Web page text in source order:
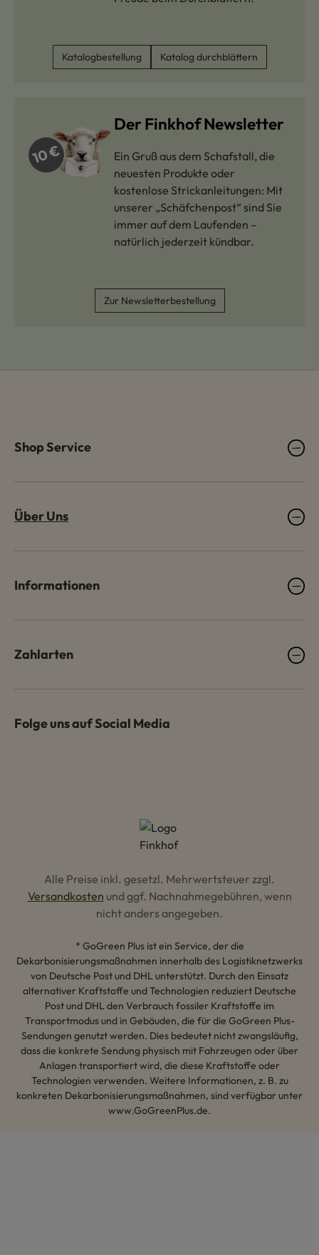
Katalogbestellung Katalog durchblättern
Der Finkhof Newsletter
Ein Gruß aus dem Schafstall, die
neuesten Produkte oder
kostenlose Strickanleitungen: Mit
unserer „Schäfchenpost“ sind Sie
immer auf dem Laufenden –
natürlich jederzeit kündbar.
Zur Newsletterbestellung
Shop Service
Über Uns
Informationen
Zahlarten
Folge uns auf Social Media
Alle Preise inkl. gesetzl. Mehrwertsteuer zzgl.
Versandkosten und ggf. Nachnahmegebühren, wenn
nicht anders angegeben.
* GoGreen Plus ist ein Service, der die
Dekarbonisierungsmaßnahmen innerhalb des Logistiknetzwerks
von Deutsche Post und DHL unterstützt. Durch den Einsatz
alternativer Kraftstoffe und Technologien reduziert Deutsche
Post und DHL den Verbrauch fossiler Kraftstoffe im
Transportmodus und in Gebäuden, die für die GoGreen Plus-
Sendungen genutzt werden. Dies bedeutet nicht zwangsläufig,
dass die konkrete Sendung physisch mit Fahrzeugen oder über
Anlagen transportiert wird, die diese Kraftstoffe oder
Technologien verwenden. Weitere Informationen, z. B. zu
konkreten Dekarbonisierungsmaßnahmen, sind verfügbar unter
www.GoGreenPlus.de.